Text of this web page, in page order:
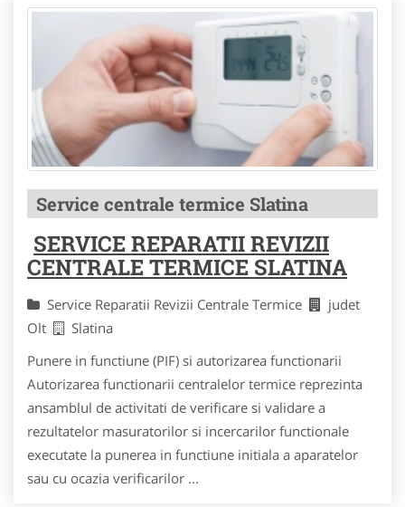
Service centrale termice Slatina
SERVICE REPARATII REVIZII
CENTRALE TERMICE SLATINA
Service Reparatii Revizii Centrale Termice
judet
Olt
Slatina
Punere in functiune (PIF) si autorizarea functionarii
Autorizarea functionarii centralelor termice reprezinta
ansamblul de activitati de verificare si validare a
rezultatelor masuratorilor si incercarilor functionale
executate la punerea in functiune initiala a aparatelor
sau cu ocazia verificarilor ...